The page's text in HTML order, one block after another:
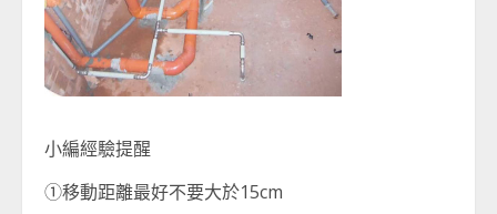
小編經驗提醒
①移動距離最好不要大於15cm